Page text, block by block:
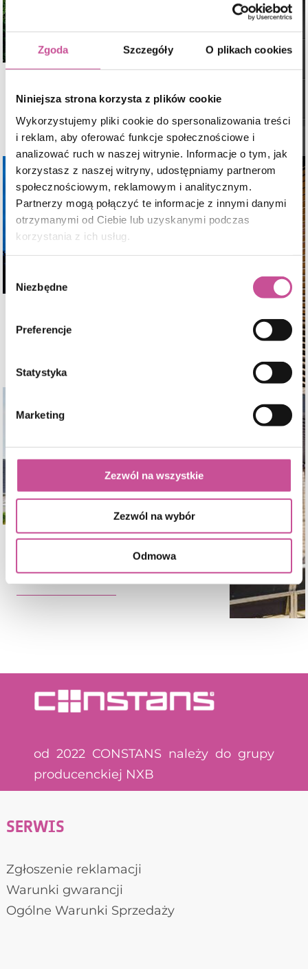
Zgoda Szczegóły O plikach cookies
Niniejsza strona korzysta z plików cookie
Wykorzystujemy pliki cookie do spersonalizowania treści
i reklam, aby oferować funkcje społecznościowe i
analizować ruch w naszej witrynie. Informacje o tym, jak
korzystasz z naszej witryny, udostępniamy partnerom
społecznościowym, reklamowym i analitycznym.
Partnerzy mogą połączyć te informacje z innymi danymi
otrzymanymi od Ciebie lub uzyskanymi podczas
korzystania z ich usług.
zgody
Niezbędne
Preferencje
Statystyka
Marketing
Zezwól na wszystkie
Zezwól na wybór
Odmowa
Bramy garażowe
Żaluzje fasadowe
Zadaszenia i pergole
od 2022 CONSTANS należy do grupy
producenckiej NXB
SERWIS
Zgłoszenie reklamacji
Warunki gwarancji
Ogólne Warunki Sprzedaży